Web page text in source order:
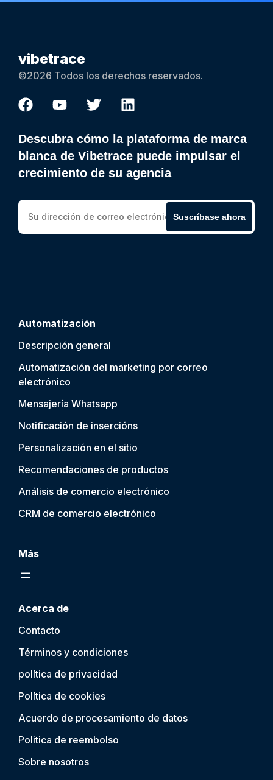
vibetrace
©2026 Todos los derechos reservados.
Descubra cómo la plataforma de marca
blanca de Vibetrace puede impulsar el
crecimiento de su agencia
Suscríbase ahora
Automatización
Descripción general
Automatización del marketing por correo
electrónico
Mensajería Whatsapp
Notificación de insercións
Personalización en el sitio
Recomendaciones de productos
Análisis de comercio electrónico
CRM de comercio electrónico
Más
Acerca de
Contacto
Términos y condiciones
política de privacidad
Política de cookies
Acuerdo de procesamiento de datos
Politica de reembolso
Sobre nosotros